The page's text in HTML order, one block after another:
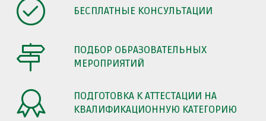
БЕСПЛАТНЫЕ КОНСУЛЬТАЦИИ
ПОДБОР ОБРАЗОВАТЕЛЬНЫХ
МЕРОПРИЯТИЙ
ПОДГОТОВКА К АТТЕСТАЦИИ НА
КВАЛИФИКАЦИОННУЮ КАТЕГОРИЮ